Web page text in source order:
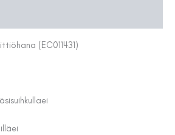
(EC011431)
ei
ei